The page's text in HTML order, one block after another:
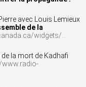
avec Louis Lemieux
de la
widgets/…
la mort de Kadhafi
www.radio-